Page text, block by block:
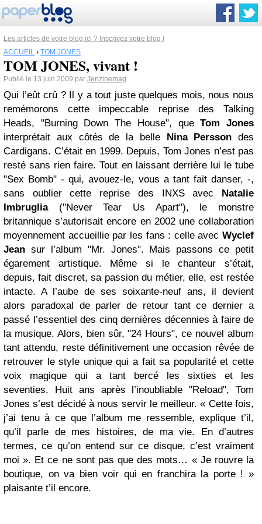
Les articles de votre blog ici ? Inscrivez votre blog !
ACCUEIL › TOM JONES
TOM JONES, vivant !
Publié le 13 juin 2009 par Jenzinemag
Qui l’eût crû ? Il y a tout juste quelques mois, nous nous
remémorons cette impeccable reprise des Talking
Heads, "Burning Down The House", queTom Jones
interprétait aux côtés de la belle Nina Persson des
Cardigans. C’était en 1999. Depuis, Tom Jones n’est pas
resté sans rien faire. Tout en laissant derrière lui le tube
"Sex Bomb" - qui, avouez-le, vous a tant fait danser, -,
sans oublier cette reprise des INXS avec Natalie
Imbruglia("Never Tear Us Apart"), le monstre
britannique s’autorisait encore en 2002 une collaboration
moyennement accueillie par les fans : celle avec Wyclef
Jean sur l’album "Mr. Jones". Mais passons ce petit
égarement artistique. Même si le chanteur s’était,
depuis, fait discret, sa passion du métier, elle, est restée
intacte. A l’aube de ses soixante-neuf ans, il devient
alors paradoxal de parler de retour tant ce dernier a
passé l’essentiel des cinq dernières décennies à faire de
la musique. Alors, bien sûr, "24 Hours", ce nouvel album
tant attendu, reste définitivement une occasion rêvée de
retrouver le style unique qui a fait sa popularité et cette
voix magique qui a tant bercé les sixties et les
seventies. Huit ans après l’inoubliable "Reload", Tom
Jones s’est décidé à nous servir le meilleur. « Cette fois,
j’ai tenu à ce que l’album me ressemble, explique t’il,
qu’il parle de mes histoires, de ma vie. En d’autres
termes, ce qu’on entend sur ce disque, c’est vraiment
moi ». Et ce ne sont pas que des mots… « Je rouvre la
boutique, on va bien voir qui en franchira la porte ! »
plaisante t’il encore.